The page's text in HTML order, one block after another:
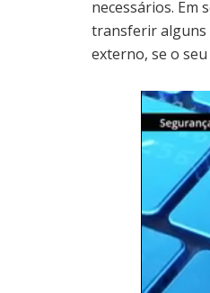
necessários. Em
transferir alguns
externo, se o